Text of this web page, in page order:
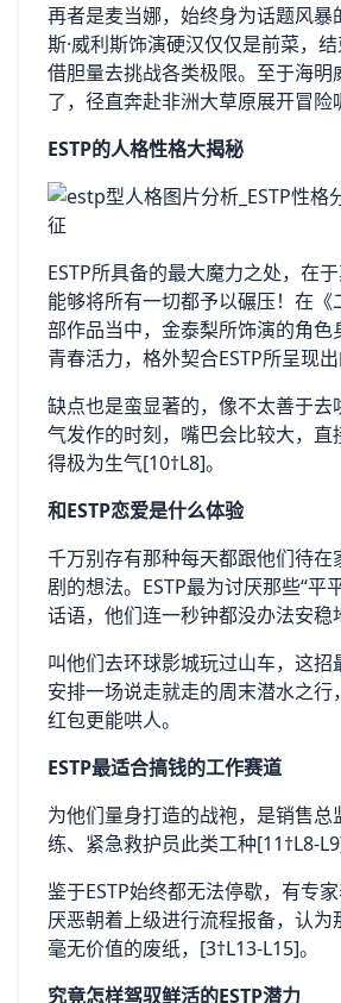
再者是麦当娜，始终身为话题风暴
斯·威利斯饰演硬汉仅仅是前菜，
借胆量去挑战各类极限。至于海明
了，径直奔赴非洲大草原展开冒险
ESTP的人格性格大揭秘
ESTP所具备的最大魔力之处，在
能够将所有一切都予以碾压！在《
部作品当中，金泰梨所饰演的角色
青春活力，格外契合ESTP所呈现出
缺点也是蛮显著的，像不太善于去
气发作的时刻，嘴巴会比较大，直
得极为生气[10†L8]。
和ESTP恋爱是什么体验
千万别存有那种每天都跟他们待在
剧的想法。ESTP最为讨厌那些“平
话语，他们连一秒钟都没办法安稳
叫他们去环球影城玩过山车，这招
安排一场说走就走的周末潜水之行
红包更能哄人。
ESTP最适合搞钱的工作赛道
为他们量身打造的战袍，是销售总
练、紧急救护员此类工种[11†L8-L9]
鉴于ESTP始终都无法停歇，有专
厌恶朝着上级进行流程报备，认为
毫无价值的废纸，[3†L13-L15]。
究竟怎样驾驭鲜活的ESTP潜力